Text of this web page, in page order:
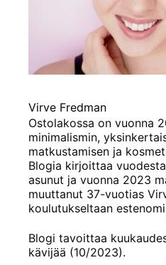
Virve Fredman
Ostolakossa on vuonna
minimalismin,
matkustamisen ja
Blogia kirjoittaa
asunut ja vuonna 2023
muuttanut 37-vuotias
koulutukseltaan
Blogi tavoittaa
kävijää (10/2023).